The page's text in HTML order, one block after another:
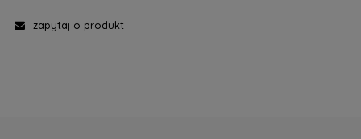
zapytaj o produkt